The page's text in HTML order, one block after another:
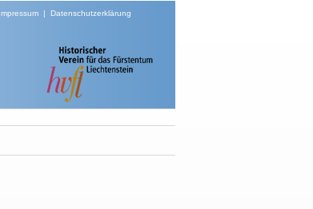
Impressum| Datenschutzerklärung